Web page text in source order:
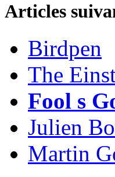
Articles
Birdpen
The
Fool s
Julien
Martin